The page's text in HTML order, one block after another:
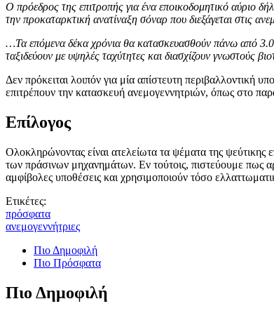
Ο πρόεδρος της επιτροπής για ένα εποικοδομητικό αύριο
την προκαταρκτική ανατίναξη σόναρ που διεξάγεται στις
…Τα επόμενα δέκα χρόνια θα κατασκευασθούν πάνω από
ταξιδεύουν με υψηλές ταχύτητες και διασχίζουν γνωστούς
Δεν πρόκειται λοιπόν για μία απίστευτη περιβαλλοντική
επιτρέπουν την κατασκευή ανεμογεννητριών, όπως στο
Επίλογος
Ολοκληρώνοντας είναι ατελείωτα τα ψέματα της ψεύτικης
των πράσινων μηχανημάτων. Εν τούτοις, πιστεύουμε πως
αμφίβολες υποθέσεις και χρησιμοποιούν τόσο
Ετικέτες:
πρόσφατα
ανεμογεννήτριες
Πιο Δημοφιλή
Πιο Πρόσφατα
Πιο Δημοφιλή